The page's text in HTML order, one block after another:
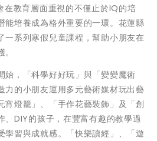
在教育層面重視的不僅止於IQ的培
能培養成為格外重要的一環。花蓮縣
一系列寒假兒童課程，幫助小朋友在
始，「科學好好玩」與「變變魔術
力的小朋友運用多元藝術媒材玩出藝
宵燈籠」、「手作花藝裝飾」及「創
、DIY的孩子，在豐富有趣的教學過
學習與成就感。「快樂讀經」、「遊